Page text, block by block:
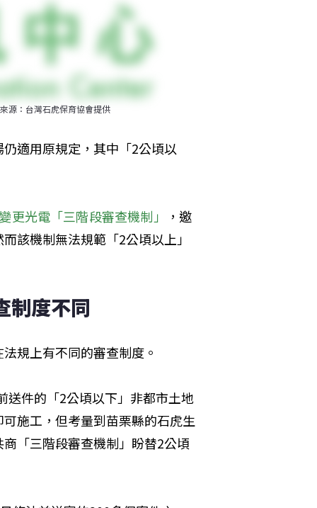
源：台灣石虎保育協會提供
適用原規定，其中「2公頃以
更光電「三階段審查機制」
，邀
該機制無法規範「2公頃以上」
制度不同
規上有不同的審查制度。
送件的「2公頃以下」非都市土地
施工，但考量到苗栗縣的石虎生
「三階段審查機制」盼替2公頃